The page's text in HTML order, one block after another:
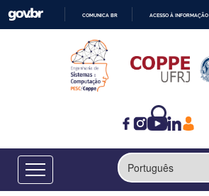
CONTEÚDO
COMUNICA BR ACESSO À INFORMAÇÃO